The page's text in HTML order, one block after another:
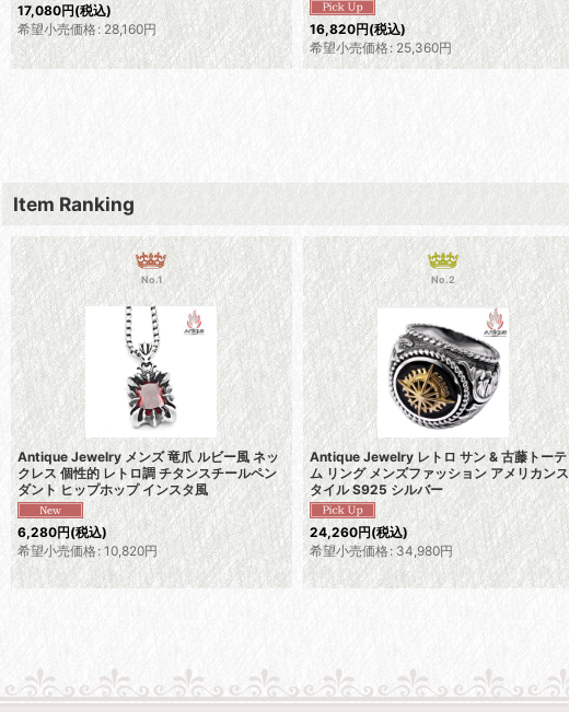
17,080円(税込)
希望小売価格: 28,160円 16,820円(税込)
希望小売価格: 25,360円
Item Ranking
No.1
Antique Jewelry メンズ 竜爪 ルビー風 ネッ
クレス 個性的 レトロ調 チタンスチールペン
ダント ヒップホップ インスタ風
6,280円(税込)
希望小売価格: 10,820円
No.2
Antique Jewelry レトロ サン & 古藤トーテ
ム リング メンズファッション アメリカンス
タイル S925 シルバー
24,260円(税込)
希望小売価格: 34,980円